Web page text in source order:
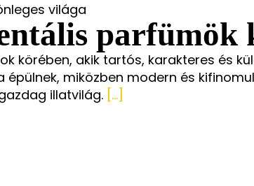
világa
parfümök
körében, akik tartós, karakteres és
miközben modern és
illatvilág. [...]